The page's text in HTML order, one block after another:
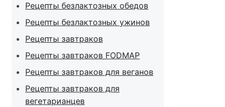
Рецепты безлактозных обедов
Рецепты безлактозных ужинов
Рецепты завтраков
Рецепты завтраков FODMAP
Рецепты завтраков для веганов
Рецепты завтраков для
вегетарианцев